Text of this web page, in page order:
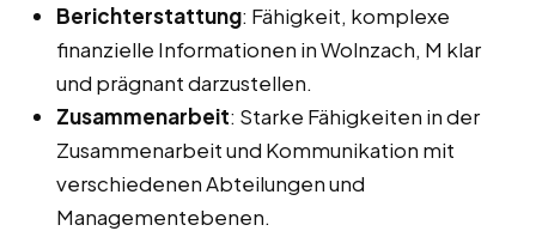
Berichterstattung: Fähigkeit, komplexe
finanzielle Informationen in Wolnzach, M klar
und prägnant darzustellen.
Zusammenarbeit: Starke Fähigkeiten in der
Zusammenarbeit und Kommunikation mit
verschiedenen Abteilungen und
Managementebenen.